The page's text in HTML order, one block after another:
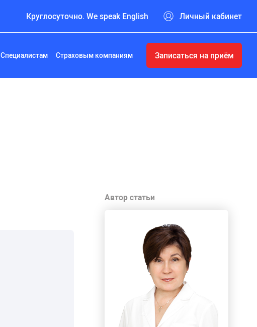
Круглосуточно. We speak English Личный кабинет
Специалистам Страховым компаниям Записаться на приём
Автор статьи